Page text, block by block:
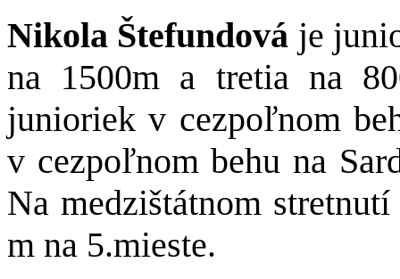
Nikola Štefundová je
na 1500m a tretia na
junioriek v cezpoľnom
v cezpoľnom behu na
Na medzištátnom
m na 5.mieste.